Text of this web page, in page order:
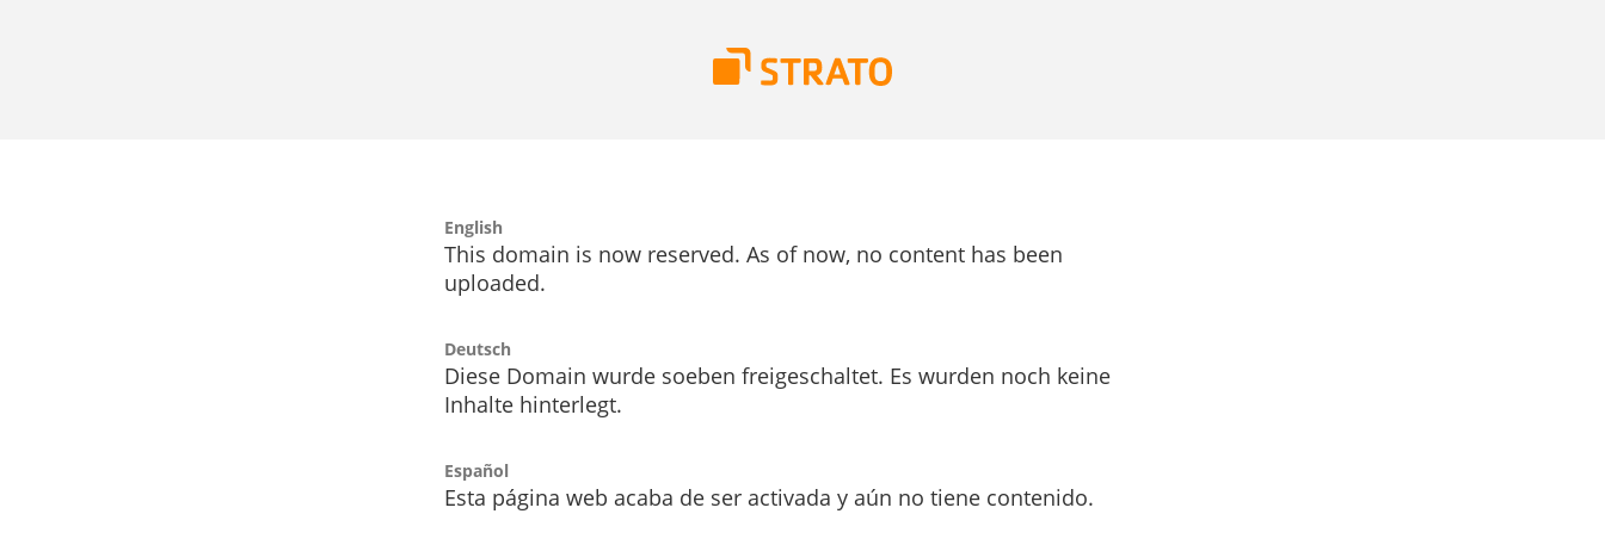
English
This domain is now reserved. As of now, no content has been
uploaded.
Deutsch
Diese Domain wurde soeben freigeschaltet. Es wurden noch keine
Inhalte hinterlegt.
Español
Esta página web acaba de ser activada y aún no tiene contenido.